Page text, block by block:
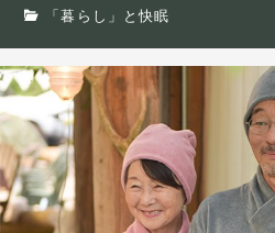
「暮らし」と快眠